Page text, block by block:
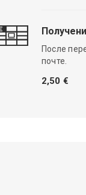
После
почте.
2,50 €